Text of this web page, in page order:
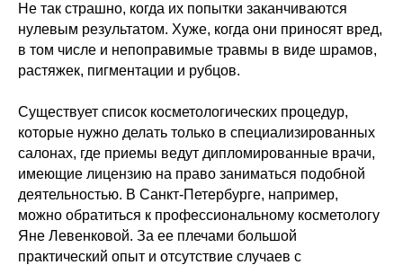
Не так страшно, когда их попытки заканчиваются
нулевым результатом. Хуже, когда они приносят вред,
в том числе и непоправимые травмы в виде шрамов,
растяжек, пигментации и рубцов.
Существует список косметологических процедур,
которые нужно делать только в специализированных
салонах, где приемы ведут дипломированные врачи,
имеющие лицензию на право заниматься подобной
деятельностью. В Санкт-Петербурге, например,
можно обратиться к профессиональному косметологу
Яне Левенковой. За ее плечами большой
практический опыт и отсутствие случаев с